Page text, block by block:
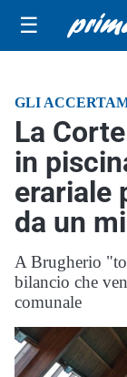
☰
GLI
La
in
erariale
da un
A Brugherio
bilancio che
comunale